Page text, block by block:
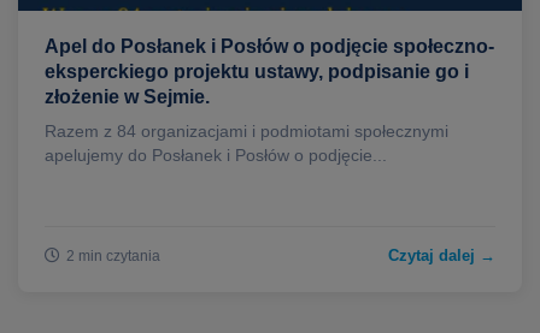
Apel do Posłanek i Posłów o podjęcie społeczno-
eksperckiego projektu ustawy, podpisanie go i
złożenie w Sejmie.
Razem z 84 organizacjami i podmiotami społecznymi
apelujemy do Posłanek i Posłów o podjęcie...
2 min czytania Czytaj dalej →